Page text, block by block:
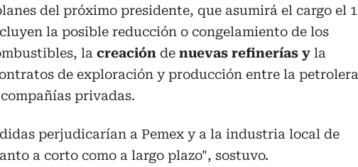
del próximo presidente, que asumirá el cargo el 1
la posible reducción o congelamiento de los
la creación de nuevas refinerías y la
de exploración y producción entre la petrolera
privadas.
perjudicarían a Pemex y a la industria local de
a corto como a largo plazo", sostuvo.